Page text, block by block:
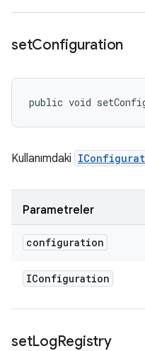
setConfiguration
public void
Kullanımdaki
Parametreler
configuration
IConfiguration
setLogRegistry